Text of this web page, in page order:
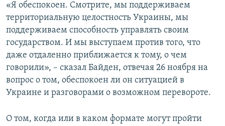
«Я обеспокоен. Смотрите, мы поддерживаем
территориальную целостность Украины, мы
поддерживаем способность управлять своим
государством. И мы выступаем против того, что
даже отдаленно приближается к тому, о чем
говорили», – сказал Байден, отвечая 26 ноября на
вопрос о том, обеспокоен ли он ситуацией в
Украине и разговорами о возможном перевороте.
О том, когда или в каком формате могут пройти